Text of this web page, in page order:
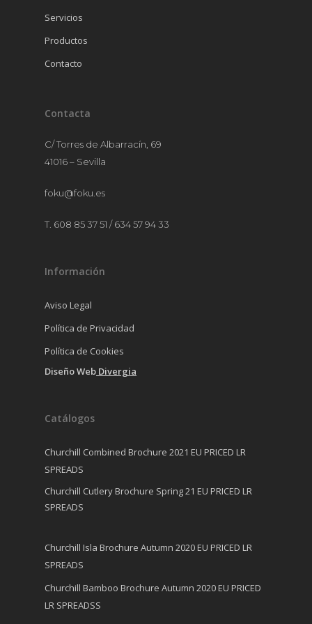
Servicios
Productos
Contacto
Contacta
C/ Torres de Albarracín, 69
41016 – Sevilla
foku@foku.es
T. 608 85 37 51 / 634 57 94 33
Información
Aviso Legal
Política de Privacidad
Política de Cookies
Diseño Web Divergia
Catálogos
Churchill Combined Brochure 2021 EU PRICED LR
SPREADS
Churchill Cutlery Brochure Spring 21 EU PRICED LR
SPREADS
Churchill Isla Brochure Autumn 2020 EU PRICED LR
SPREADS
Churchill Bamboo Brochure Autumn 2020 EU PRICED
LR SPREADSS